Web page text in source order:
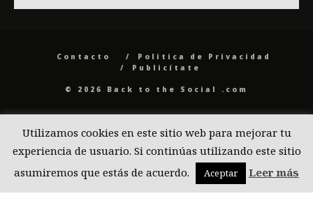
Contacto
Politica de Privacidad
Publicítate
© 2026 Back to the Social .com
Utilizamos cookies en este sitio web para mejorar tu
experiencia de usuario. Si continúas utilizando este sitio
asumiremos que estás de acuerdo.
Aceptar Leer más